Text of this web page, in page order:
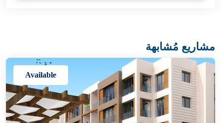
مشاريع مُشابهة
Available